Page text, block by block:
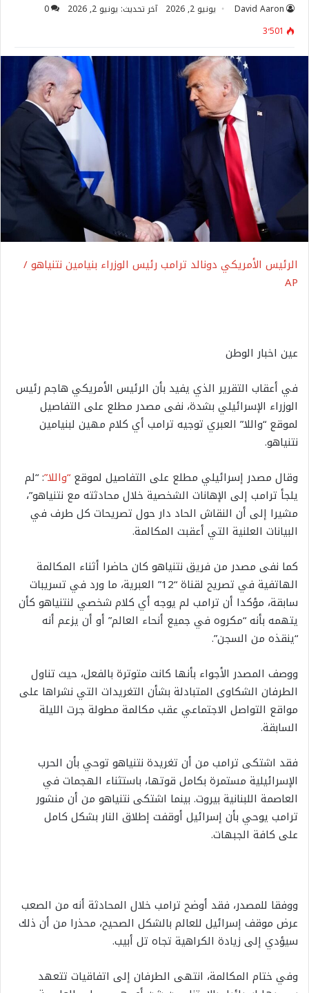
David Aaron يونيو 2, 2026 آخر تحديث: يونيو 2, 2026
0
3٬501
الرئيس الأمريكي دونالد ترامب رئيس الوزراء بنيامين نتنياهو /
AP
عين اخبار الوطن
في أعقاب التقرير الذي يفيد بأن الرئيس الأمريكي هاجم رئيس
الوزراء الإسرائيلي بشدة، نفى مصدر مطلع على التفاصيل
لموقع “واللا” العبري توجيه ترامب أي كلام مهين لبنيامين
نتنياهو.
وقال مصدر إسرائيلي مطلع على التفاصيل لموقع “واللا”: “لم
يلجأ ترامب إلى الإهانات الشخصية خلال محادثته مع نتنياهو”،
مشيرا إلى أن النقاش الحاد دار حول تصريحات كل طرف في
البيانات العلنية التي أعقبت المكالمة.
كما نفى مصدر من فريق نتنياهو كان حاضرا أثناء المكالمة
الهاتفية في تصريح لقناة “12” العبرية، ما ورد في تسريبات
سابقة، مؤكدا أن ترامب لم يوجه أي كلام شخصي لنتنياهو كأن
يتهمه بأنه “مكروه في جميع أنحاء العالم” أو أن يزعم أنه
“ينقذه من السجن”.
ووصف المصدر الأجواء بأنها كانت متوترة بالفعل، حيث تناول
الطرفان الشكاوى المتبادلة بشأن التغريدات التي نشراها على
مواقع التواصل الاجتماعي عقب مكالمة مطولة جرت الليلة
السابقة.
فقد اشتكى ترامب من أن تغريدة نتنياهو توحي بأن الحرب
الإسرائيلية مستمرة بكامل قوتها، باستثناء الهجمات في
العاصمة اللبنانية بيروت. بينما اشتكى نتنياهو من أن منشور
ترامب يوحي بأن إسرائيل أوقفت إطلاق النار بشكل كامل
على كافة الجبهات.
ووفقا للمصدر، فقد أوضح ترامب خلال المحادثة أنه من الصعب
عرض موقف إسرائيل للعالم بالشكل الصحيح، محذرا من أن ذلك
سيؤدي إلى زيادة الكراهية تجاه تل أبيب.
وفي ختام المكالمة، انتهى الطرفان إلى اتفاقيات تتعهد